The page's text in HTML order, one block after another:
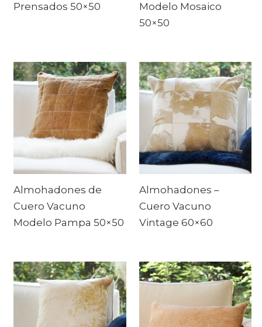
Prensados 50×50
Modelo Mosaico
50×50
Almohadones de
Cuero Vacuno
Modelo Pampa 50×50
Almohadones –
Cuero Vacuno
Vintage 60×60